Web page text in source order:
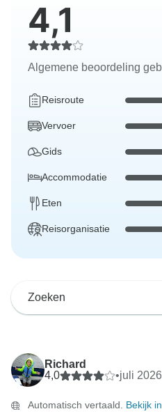
4,1
Algemene beoordeling
Reisroute
Vervoer
Gids
Accommodatie
Eten
Reisorganisatie
Richard
4,0
•juli 2026
Automatisch vertaald. Bekijk